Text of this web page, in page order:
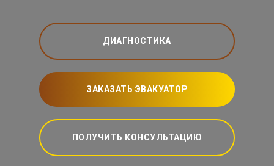
ДИАГНОСТИКА
ЗАКАЗАТЬ ЭВАКУАТОР
ПОЛУЧИТЬ КОНСУЛЬТАЦИЮ